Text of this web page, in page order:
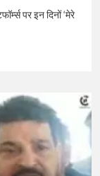
पर इन दिनों ‘मेरे